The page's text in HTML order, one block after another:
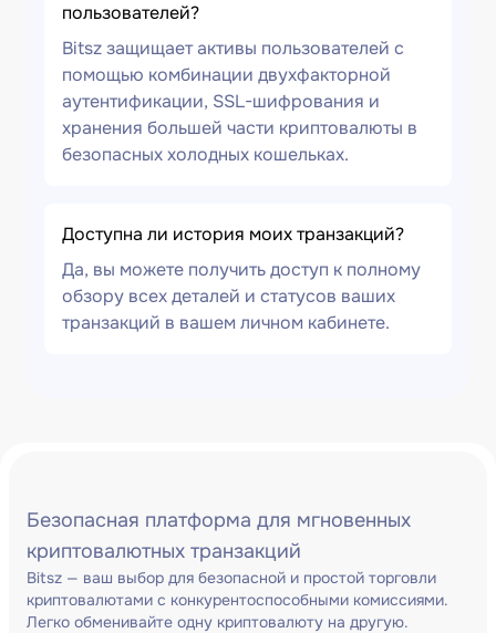
пользователей?
Bitsz защищает активы пользователей с
помощью комбинации двухфакторной
аутентификации, SSL-шифрования и
хранения большей части криптовалюты в
безопасных холодных кошельках.
Доступна ли история моих транзакций?
Да, вы можете получить доступ к полному
обзору всех деталей и статусов ваших
транзакций в вашем личном кабинете.
Безопасная платформа для мгновенных
криптовалютных транзакций
Bitsz — ваш выбор для безопасной и простой торговли
криптовалютами с конкурентоспособными комиссиями.
Легко обменивайте одну криптовалюту на другую.